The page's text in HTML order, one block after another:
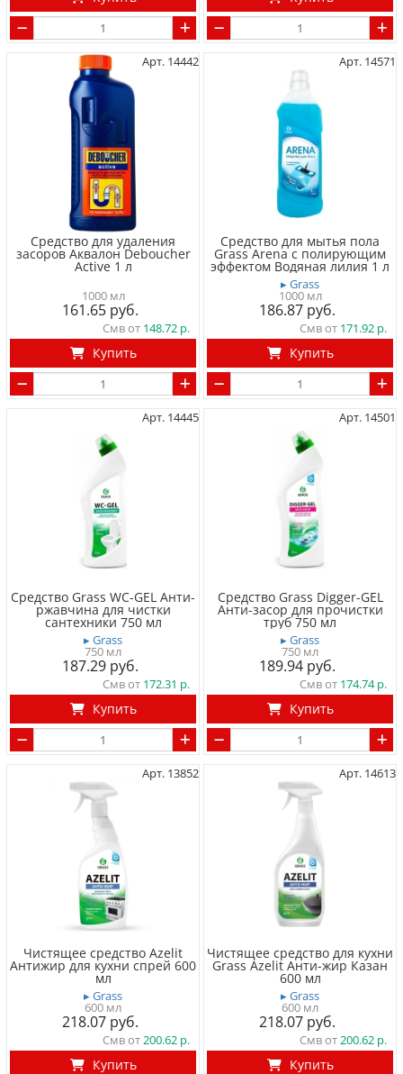
Арт. 14442
Средство для удаления
засоров Аквалон Deboucher
Active 1 л
1000 мл
161.65
Смв от 148.72
Купить
Арт. 14571
Средство для мытья пола
Grass Arena с полирующим
эффектом Водяная лилия 1 л
▸ Grass
1000 мл
186.87
Смв от 171.92
Купить
Арт. 14445
Средство Grass WC-GEL Анти-
ржавчина для чистки
сантехники 750 мл
▸ Grass
750 мл
187.29
Смв от 172.31
Купить
Арт. 14501
Средство Grass Digger-GEL
Анти-засор для прочистки
труб 750 мл
▸ Grass
750 мл
189.94
Смв от 174.74
Купить
Арт. 13852
Чистящее средство Azelit
Антижир для кухни спрей 600
мл
▸ Grass
600 мл
218.07
Смв от200.62
Купить
Арт. 14613
Чистящее средство для кухни
Grass Azelit Анти-жир Казан
600 мл
▸ Grass
600 мл
218.07
Смв от200.62
Купить